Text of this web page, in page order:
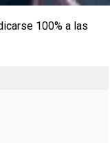
100% a las